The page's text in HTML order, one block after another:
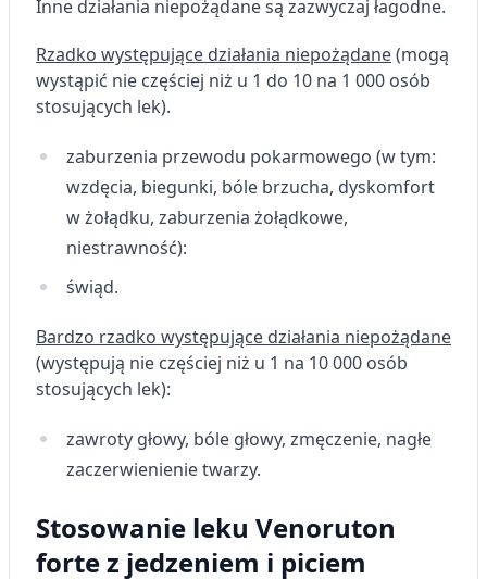
Inne działania niepożądane są zazwyczaj łagodne.
Rzadko występujące działania niepożądane(mogą
wystąpić nie częściej niż u 1 do 10 na 1 000 osób
stosujących lek).
zaburzenia przewodu pokarmowego (w tym:
wzdęcia, biegunki, bóle brzucha, dyskomfort
w żołądku, zaburzenia żołądkowe,
niestrawność):
świąd.
Bardzo rzadko występujące działania niepożądane
(występują nie częściej niż u 1 na 10 000 osób
stosujących lek):
zawroty głowy, bóle głowy, zmęczenie, nagłe
zaczerwienienie twarzy.
Stosowanie leku Venoruton
forte z jedzeniem i piciem
Rozumienie odbiorców dzięki statystyce lub
kombinacji danych z różnych źródeł
Wykorzystywanie ograniczonych danych do
wyboru treści
Funkcje specjalne IAB:
Użycie dokładnych danych
geolokalizacyjnych
Identyfikowanie urządzeń na podstawie
aktywnie żądanych informacji
Cele przetwarzania inne niż IAB:
Wydajność (Performance)
Reklama / śledzenie